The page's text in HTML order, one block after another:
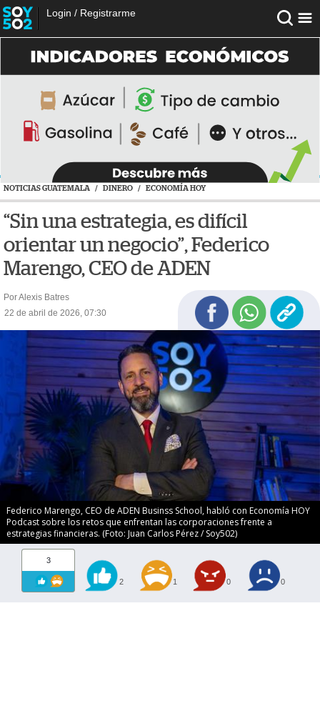
Login / Registrarme
NOTICIAS GUATEMALA / DINERO / ECONOMÍA HOY
“Sin una estrategia, es difícil
orientar un negocio”, Federico
Marengo, CEO de ADEN
Por Alexis Batres
22 de abril de 2026, 07:30
Federico Marengo, CEO de ADEN Businss School, habló con Economía HOY
Podcast sobre los retos que enfrentan las corporaciones frente a
estrategias financieras. (Foto: Juan Carlos Pérez / Soy502)
3
2 1 0 0